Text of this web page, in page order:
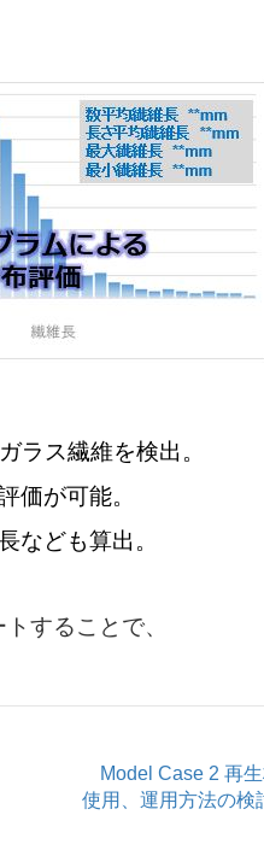
ラス繊維を検出。
価が可能。
なども算出。
することで、
Model Case 2 再
使用、運用方法の検